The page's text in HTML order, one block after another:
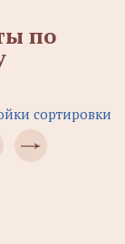
по
сортировки